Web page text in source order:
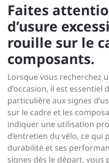
Faites
d’usure
rouille sur le
composants.
Lorsque vous recherchez
d’occasion, il est
particulière aux signes
sur le cadre et les
indiquer une utilisation
d’entretien du vélo, ce
durabilité et ses
signes dès le départ,